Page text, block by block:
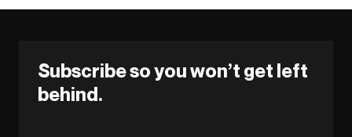
Subscribe so you won’t get left
behind.